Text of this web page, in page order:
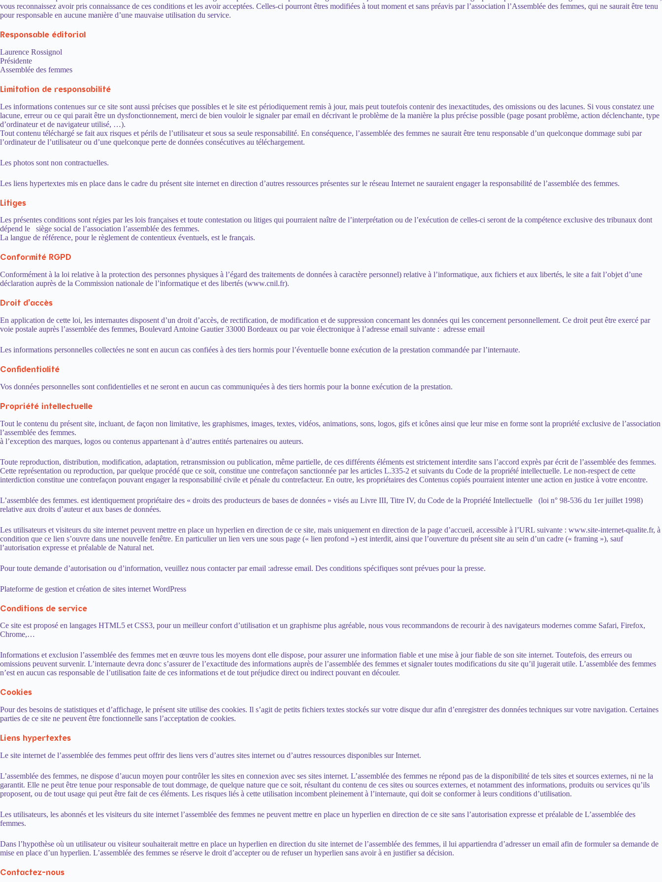
vous reconnaissez avoir pris connaissance de ces conditions et les avoir acceptées. Celles-ci pourront êtres modifiées à tout moment et sans préavis par l’association l’Assemblée des femmes, qui ne saurait être tenu
pour responsable en aucune manière d’une mauvaise utilisation du service.
Responsable éditorial
Laurence Rossignol
Présidente
Assemblée des femmes
Limitation de responsabilité
Les informations contenues sur ce site sont aussi précises que possibles et le site est périodiquement remis à jour, mais peut toutefois contenir des inexactitudes, des omissions ou des lacunes. Si vous constatez une
lacune, erreur ou ce qui parait être un dysfonctionnement, merci de bien vouloir le signaler par email en décrivant le problème de la manière la plus précise possible (page posant problème, action déclenchante, type
d’ordinateur et de navigateur utilisé, …).
Tout contenu téléchargé se fait aux risques et périls de l’utilisateur et sous sa seule responsabilité. En conséquence, l’assemblée des femmes ne saurait être tenu responsable d’un quelconque dommage subi par
l’ordinateur de l’utilisateur ou d’une quelconque perte de données consécutives au téléchargement.
Les photos sont non contractuelles.
Les liens hypertextes mis en place dans le cadre du présent site internet en direction d’autres ressources présentes sur le réseau Internet ne sauraient engager la responsabilité de l’assemblée des femmes.
Litiges
Les présentes conditions sont régies par les lois françaises et toute contestation ou litiges qui pourraient naître de l’interprétation ou de l’exécution de celles-ci seront de la compétence exclusive des tribunaux dont
dépend le siège social de l’association l’assemblée des femmes.
La langue de référence, pour le règlement de contentieux éventuels, est le français.
Conformité RGPD
Conformément à la loi relative à la protection des personnes physiques à l’égard des traitements de données à caractère personnel) relative à l’informatique, aux fichiers et aux libertés, le site a fait l’objet d’une
déclaration auprès de la Commission nationale de l’informatique et des libertés (www.cnil.fr).
Droit d’accès
En application de cette loi, les internautes disposent d’un droit d’accès, de rectification, de modification et de suppression concernant les données qui les concernent personnellement. Ce droit peut être exercé par
voie postale auprès l’assemblée des femmes, Boulevard Antoine Gautier 33000 Bordeaux ou par voie électronique à l’adresse email suivante : adresse email
Les informations personnelles collectées ne sont en aucun cas confiées à des tiers hormis pour l’éventuelle bonne exécution de la prestation commandée par l’internaute.
Confidentialité
Vos données personnelles sont confidentielles et ne seront en aucun cas communiquées à des tiers hormis pour la bonne exécution de la prestation.
Propriété intellectuelle
Tout le contenu du présent site, incluant, de façon non limitative, les graphismes, images, textes, vidéos, animations, sons, logos, gifs et icônes ainsi que leur mise en forme sont la propriété exclusive de l’association
l’assemblée des femmes.
à l’exception des marques, logos ou contenus appartenant à d’autres entités partenaires ou auteurs.
Toute reproduction, distribution, modification, adaptation, retransmission ou publication, même partielle, de ces différents éléments est strictement interdite sans l’accord exprès par écrit de l’assemblée des femmes.
Cette représentation ou reproduction, par quelque procédé que ce soit, constitue une contrefaçon sanctionnée par les articles L.335-2 et suivants du Code de la propriété intellectuelle. Le non-respect de cette
interdiction constitue une contrefaçon pouvant engager la responsabilité civile et pénale du contrefacteur. En outre, les propriétaires des Contenus copiés pourraient intenter une action en justice à votre encontre.
L’assemblée des femmes. est identiquement propriétaire des « droits des producteurs de bases de données » visés au Livre III, Titre IV, du Code de la Propriété Intellectuelle (loi n° 98-536 du 1er juillet 1998)
relative aux droits d’auteur et aux bases de données.
Les utilisateurs et visiteurs du site internet peuvent mettre en place un hyperlien en direction de ce site, mais uniquement en direction de la page d’accueil, accessible à l’URL suivante : www.site-internet-qualite.fr, à
condition que ce lien s’ouvre dans une nouvelle fenêtre. En particulier un lien vers une sous page (« lien profond ») est interdit, ainsi que l’ouverture du présent site au sein d’un cadre (« framing »), sauf
l’autorisation expresse et préalable de Natural net.
Pour toute demande d’autorisation ou d’information, veuillez nous contacter par email :adresse email. Des conditions spécifiques sont prévues pour la presse.
Plateforme de gestion et création de sites internet WordPress
Conditions de service
Ce site est proposé en langages HTML5 et CSS3, pour un meilleur confort d’utilisation et un graphisme plus agréable, nous vous recommandons de recourir à des navigateurs modernes comme Safari, Firefox,
Chrome,…
Informations et exclusion l’assemblée des femmes met en œuvre tous les moyens dont elle dispose, pour assurer une information fiable et une mise à jour fiable de son site internet. Toutefois, des erreurs ou
omissions peuvent survenir. L’internaute devra donc s’assurer de l’exactitude des informations auprès de l’assemblée des femmes et signaler toutes modifications du site qu’il jugerait utile. L’assemblée des femmes
n’est en aucun cas responsable de l’utilisation faite de ces informations et de tout préjudice direct ou indirect pouvant en découler.
Cookies
Pour des besoins de statistiques et d’affichage, le présent site utilise des cookies. Il s’agit de petits fichiers textes stockés sur votre disque dur afin d’enregistrer des données techniques sur votre navigation. Certaines
parties de ce site ne peuvent être fonctionnelle sans l’acceptation de cookies.
Liens hypertextes
Le site internet de l’assemblée des femmes peut offrir des liens vers d’autres sites internet ou d’autres ressources disponibles sur Internet.
L’assemblée des femmes, ne dispose d’aucun moyen pour contrôler les sites en connexion avec ses sites internet. L’assemblée des femmes ne répond pas de la disponibilité de tels sites et sources externes, ni ne la
garantit. Elle ne peut être tenue pour responsable de tout dommage, de quelque nature que ce soit, résultant du contenu de ces sites ou sources externes, et notamment des informations, produits ou services qu’ils
proposent, ou de tout usage qui peut être fait de ces éléments. Les risques liés à cette utilisation incombent pleinement à l’internaute, qui doit se conformer à leurs conditions d’utilisation.
Les utilisateurs, les abonnés et les visiteurs du site internet l’assemblée des femmes ne peuvent mettre en place un hyperlien en direction de ce site sans l’autorisation expresse et préalable de L’assemblée des
femmes.
Dans l’hypothèse où un utilisateur ou visiteur souhaiterait mettre en place un hyperlien en direction du site internet de l’assemblée des femmes, il lui appartiendra d’adresser un email afin de formuler sa demande de
mise en place d’un hyperlien. L’assemblée des femmes se réserve le droit d’accepter ou de refuser un hyperlien sans avoir à en justifier sa décision.
Contactez-nous